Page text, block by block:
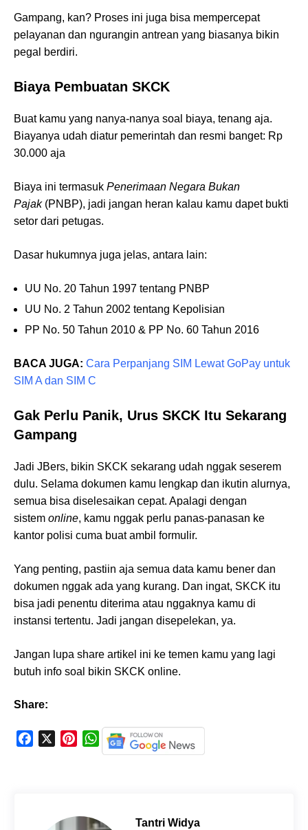
Gampang, kan? Proses ini juga bisa mempercepat
pelayanan dan ngurangin antrean yang biasanya bikin
pegal berdiri.
Biaya Pembuatan SKCK
Buat kamu yang nanya-nanya soal biaya, tenang aja.
Biayanya udah diatur pemerintah dan resmi banget: Rp
30.000 aja
Biaya ini termasuk Penerimaan Negara Bukan
Pajak(PNBP), jadi jangan heran kalau kamu dapet bukti
setor dari petugas.
Dasar hukumnya juga jelas, antara lain:
UU No. 20 Tahun 1997 tentang PNBP
UU No. 2 Tahun 2002 tentang Kepolisian
PP No. 50 Tahun 2010 & PP No. 60 Tahun 2016
BACA JUGA: Cara Perpanjang SIM Lewat GoPay untuk
SIM A dan SIM C
Gak Perlu Panik, Urus SKCK Itu Sekarang
Gampang
Jadi JBers, bikin SKCK sekarang udah nggak seserem
dulu. Selama dokumen kamu lengkap dan ikutin alurnya,
semua bisa diselesaikan cepat. Apalagi dengan
sistem online, kamu nggak perlu panas-panasan ke
kantor polisi cuma buat ambil formulir.
Yang penting, pastiin aja semua data kamu bener dan
dokumen nggak ada yang kurang. Dan ingat, SKCK itu
bisa jadi penentu diterima atau nggaknya kamu di
instansi tertentu. Jadi jangan disepelekan, ya.
Jangan lupa share artikel ini ke temen kamu yang lagi
butuh info soal bikin SKCK online.
Share:
W
h
A
Tantri Widya